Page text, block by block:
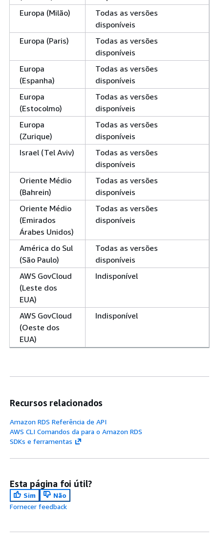
Europa (Milão)
Todas as versões
disponíveis
Europa (Paris)
Todas as versões
disponíveis
Europa
(Espanha)
Todas as versões
disponíveis
Europa
(Estocolmo)
Todas as versões
disponíveis
Europa
(Zurique)
Todas as versões
disponíveis
Israel (Tel Aviv)
Todas as versões
disponíveis
Oriente Médio
(Bahrein)
Todas as versões
disponíveis
Oriente Médio
(Emirados
Árabes Unidos)
Todas as versões
disponíveis
América do Sul
(São Paulo)
Todas as versões
disponíveis
AWS GovCloud
(Leste dos
EUA)
Indisponível
AWS GovCloud
(Oeste dos
EUA)
Indisponível
Recursos relacionados
Amazon RDS Referência de API
AWS CLI Comandos da para o Amazon RDS
SDKs e ferramentas
Esta página foi útil?
Sim
Não
Fornecer feedback